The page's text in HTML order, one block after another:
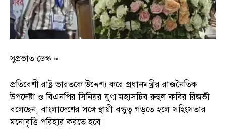
সুপ্রভাত ডেস্ক »
প্রতিবেশী রাষ্ট্র ভারতকে উদ্দেশ্য করে প্রধানমন্ত্রীর রাজনৈতিক
উপদেষ্টা ও বিএনপির সিনিয়র যুগ্ম মহাসচিব রুহুল কবির রিজভী
বলেছেন, বাংলাদেশের সঙ্গে স্থায়ী বন্ধুত্ব গড়তে হলে সহিংসতার
মনোবৃত্তি পরিহার করতে হবে।